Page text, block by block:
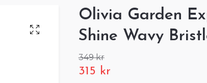
Olivia Garden
Shine Wavy
349 kr
315 kr